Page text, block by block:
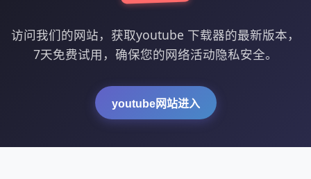
访问我们的网站，获取youtube 下载器的最新版本，
7天免费试用，确保您的网络活动隐私安全。
youtube网站进入